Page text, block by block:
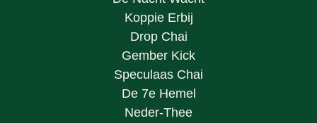
Koppie Erbij
Drop Chai
Gember Kick
Speculaas Chai
De 7e Hemel
Neder-Thee